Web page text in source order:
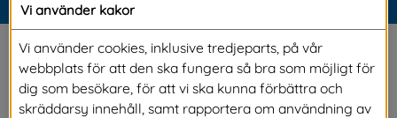
Meny
Korttidstillsyn
skolungdom
Vi använder kakor
Vi använder cookies, inklusive tredjeparts, på vår
webbplats för att den ska fungera så bra som möjligt för
dig som besökare, för att vi ska kunna förbättra och
skräddarsy innehåll, samt rapportera om användning av